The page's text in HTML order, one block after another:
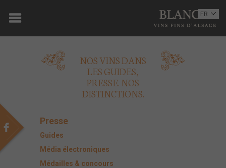
DOMAINE
OENOTOURISME
VINS
PRESSE
FR
EN
NOS VINS DANS
LES GUIDES,
PRESSE. NOS
DISTINCTIONS.
Presse
Guides
Média électroniques
Médailles & concours